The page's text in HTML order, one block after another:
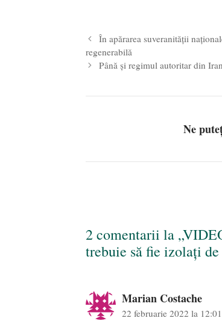
În apărarea suveranității
regenerabilă
Până și regimul autoritar din
Ne
2 comentarii la
trebuie să fie izolați
Marian Costache
22 februarie 2022 la